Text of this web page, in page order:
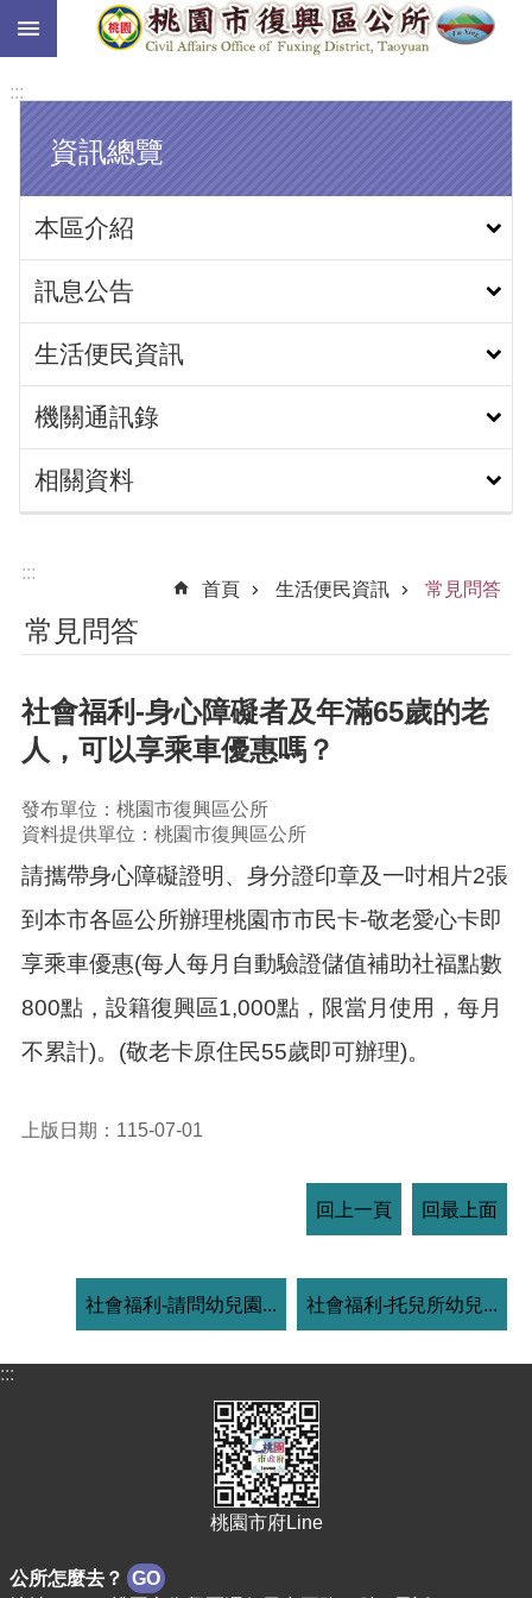
跳到主要內容區塊
:::
資訊總覽
本區介紹
訊息公告
生活便民資訊
機關通訊錄
相關資料
:::
首頁
生活便民資訊 常見問答
常見問答
社會福利-身心障礙者及年滿65歲的老
人，可以享乘車優惠嗎？
發布單位：桃園市復興區公所
資料提供單位：桃園市復興區公所
請攜帶身心障礙證明、身分證印章及一吋相片2張
到本市各區公所辦理桃園市市民卡-敬老愛心卡即
享乘車優惠(每人每月自動驗證儲值補助社福點數
800點，設籍復興區1,000點，限當月使用，每月
不累計)。(敬老卡原住民55歲即可辦理)。
上版日期：115-07-01
回上一頁 回最上面
社會福利-請問幼兒園... 社會福利-托兒所幼兒...
:::
桃園市府Line
公所怎麼去？ GO